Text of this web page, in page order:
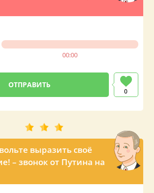
00:00
0
выразить своё
– звонок от Путина на